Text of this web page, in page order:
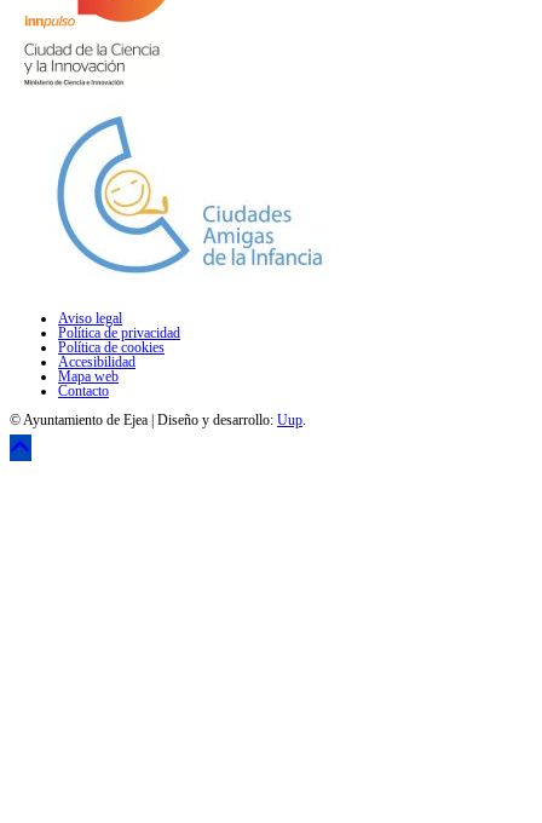
Aviso legal
Política de privacidad
Política de cookies
Accesibilidad
Mapa web
Contacto
© Ayuntamiento de Ejea | Diseño y desarrollo: Uup.